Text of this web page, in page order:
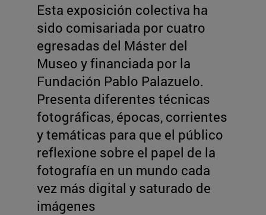
Esta exposición colectiva ha
sido comisariada por cuatro
egresadas del Máster del
Museo y financiada por la
Fundación Pablo Palazuelo.
Presenta diferentes técnicas
fotográficas, épocas, corrientes
y temáticas para que el público
reflexione sobre el papel de la
fotografía en un mundo cada
vez más digital y saturado de
imágenes